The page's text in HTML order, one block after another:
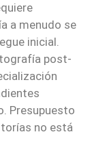
a menudo se
inicial.
post-
Presupuesto
no está